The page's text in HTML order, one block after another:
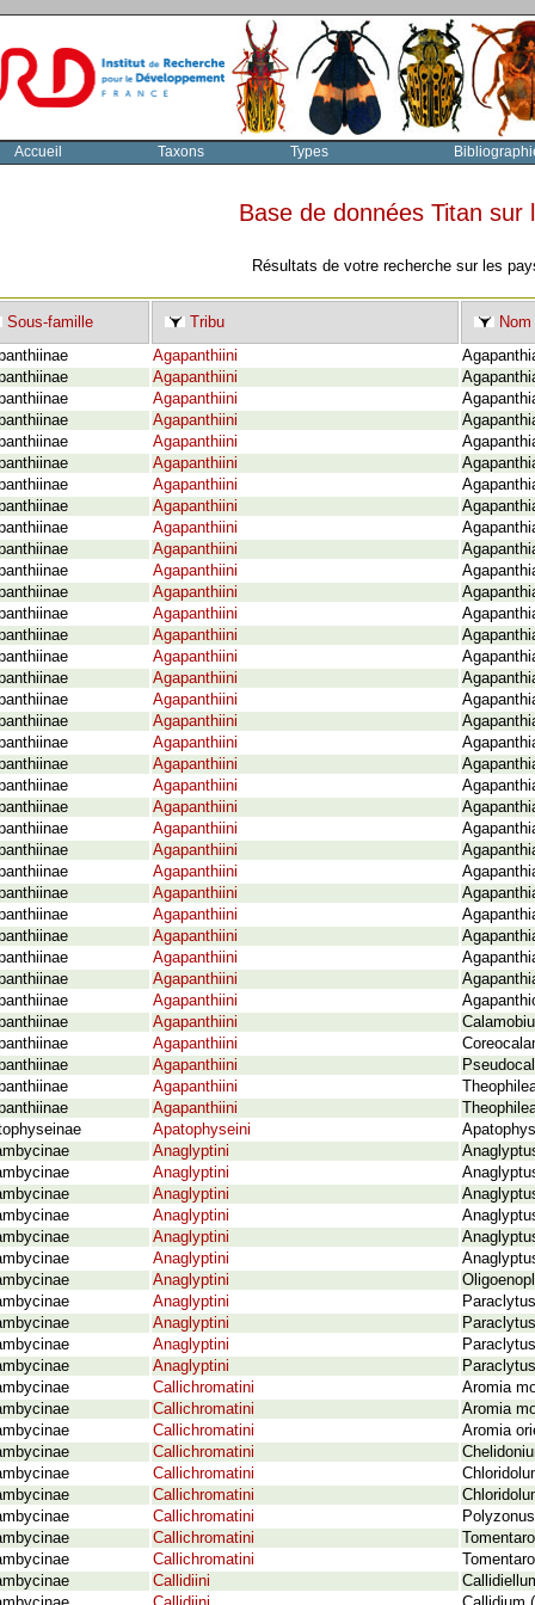
Accueil Taxons Types
Base de données Titan
Résultats de votre recherche sur les
Sous-famille Tribu
Agapanthiini
Agapanthiini
Agapanthiini
Agapanthiini
Agapanthiini
Agapanthiini
Agapanthiini
Agapanthiini
Agapanthiini
Agapanthiini
Agapanthiini
Agapanthiini
Agapanthiini
Agapanthiini
Agapanthiini
Agapanthiini
Agapanthiini
Agapanthiini
Agapanthiini
Agapanthiini
Agapanthiini
Agapanthiini
Agapanthiini
Agapanthiini
Agapanthiini
Agapanthiini
Agapanthiini
Agapanthiini
Agapanthiini
Agapanthiini
Agapanthiini
Agapanthiini
Agapanthiini
Agapanthiini
Agapanthiini
Agapanthiini
Apatophyseini
Anaglyptini
Anaglyptini
Anaglyptini
Anaglyptini
Anaglyptini
Anaglyptini
Anaglyptini
Anaglyptini
Anaglyptini
Anaglyptini
Anaglyptini
Callichromatini
Aromia
Callichromatini
Aromia
Callichromatini
Aromia
Callichromatini
Callichromatini
Callichromatini
Callichromatini
Callichromatini
Callichromatini
Callidiini